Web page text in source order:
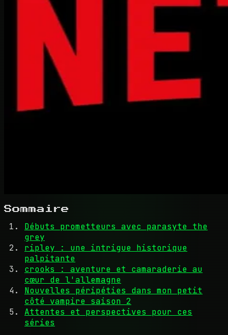
Sommaire
Débuts prometteurs avec parasyte the
grey
ripley : une intrigue historique
palpitante
crooks : aventure et camaraderie au
cœur de l'allemagne
Nouvelles péripéties dans mon petit
côté vampire saison 2
Attentes et perspectives pour ces
séries